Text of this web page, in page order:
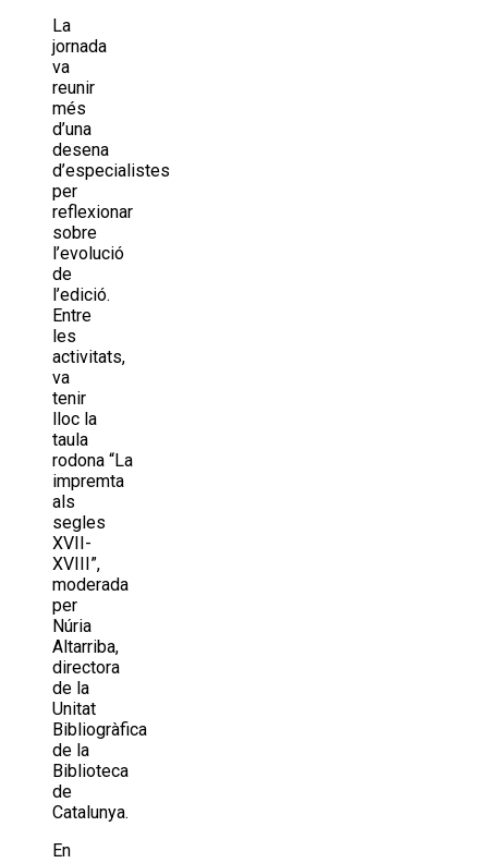
La
jornada
va
reunir
més
d’una
desena
d’especialistes
per
reflexionar
sobre
l’evolució
de
l’edició.
Entre
les
activitats,
va
tenir
lloc la
taula
rodona “La
impremta
als
segles
XVII-
XVIII”,
moderada
per
Núria
Altarriba,
directora
de la
Unitat
Bibliogràfica
de la
Biblioteca
de
Catalunya.
En